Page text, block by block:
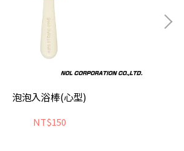
泡泡入浴棒(心型)
NT$150